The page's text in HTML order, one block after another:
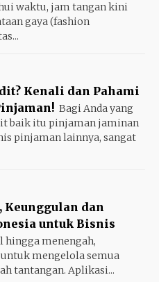
waktu, jam tangan kini
gaya (fashion
Kenali dan Pahami
Bagi Anda yang
baik itu pinjaman jaminan
pinjaman lainnya, sangat
dan
untuk Bisnis
hingga menengah,
mengelola semua
tantangan. Aplikasi...